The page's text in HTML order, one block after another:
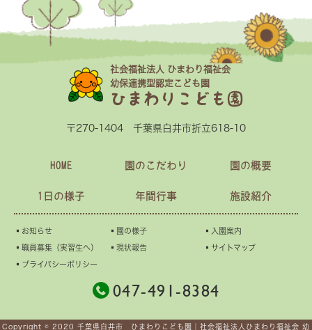
社会福祉法人 ひまわり福祉会
幼保連携型認定こども園
ひまわりこども園
〒270-1404 千葉県白井市折立618-10
HOME 園のこだわり 園の概要
1日の様子 年間行事 施設紹介
▪︎お知らせ ▪︎園の様子 ▪︎入園案内
▪︎職員募集（実習生へ） ▪︎現状報告 ▪︎サイトマップ
▪︎プライバシーポリシー
047-491-8384
Copyright © 2020 千葉県白井市 ひまわりこども園｜社会福祉法人ひまわり福祉会 幼